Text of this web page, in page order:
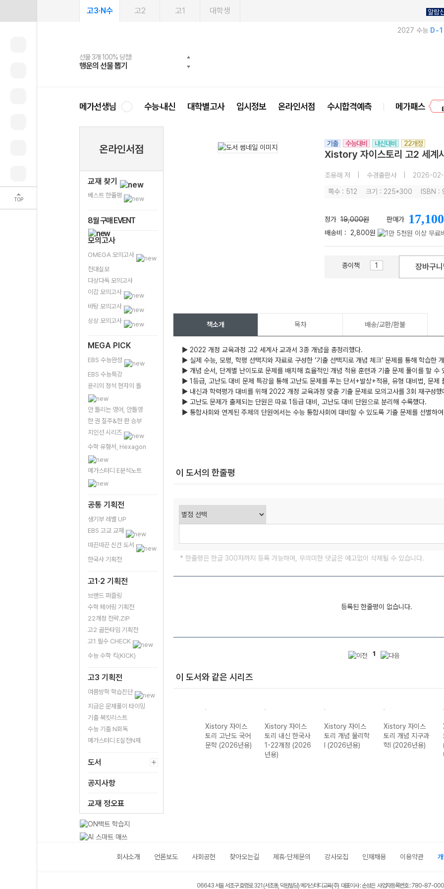
TOP
고3·N수 고2 고1 대학생 알람
2027 수능 D-
선물 3개 100% 당첨!
행운의 선물 뽑기
선물 100% 증정!
메가스터디 X 올리브
여름방학 스터디 캐시백
메가런 썸머스쿨
2027 러셀 단과
강사 공개선발
스마트러닝앱
설문 EVENT
메가패스
3일 무료 체험권
메가패스 수강생 무료혜택!
메가클럽 멤버십
사회공헌 캠페인
희망이룸 메가나눔
메가선생님 수능·내신 대학별고사 입시정보 온라인서점 수시합격예측 메가패스
온라인서점
교재 찾기
베스트 한줄평
8월 구매 EVENT
모의고사
OMEGA 모의고사
전대실모
다상다독 모의고사
이감 모의고사
바탕 모의고사
상상 모의고사
MEGA PICK
EBS 수능완성
EBS 수능특강
윤리의 정석 현자의 돌
안 틀리는 영어, 안틀영
한 권 질주&한 판 승부
지인선 시리즈
수학 유형서, Hexagon
메가스터디 E분석노트
공통 기획전
생기부 레벨 UP
EBS 고교 교재
따끈따끈 신간 도서
한국사 기획전
고1·2 기획전
브랜드 퍼즐링
수학 페어링 기획전
22개정 전략.ZIP
고2 골든타임 기획전
고1 필수 CHECK
수능 수학 킥(KICK)
고3 기획전
여름방학 학습진단
지금은 문제풀이 타이밍
기출 북킷리스트
수능 기출 N회독
메가스터디 E실전N제
도서
공지사항
교재 정오표
기출 수능대비 내신대비 22개정
Xistory 자이스토리 고2 세
조용래 저 수경출판사 2026-
쪽수 : 512 크기 : 225*300 ISBN
정가 19,000원 판매가 17,100
배송비 : 2,800원
종이책 장바구니
책소개 목차 배송/교환/환불
▶ 2022 개정 교육과정 고2 세계사 교과서 3종 개념을 총정리했다.
▶ 실제 수능, 모평, 학평 선택지와 자료로 구성한 ‘기출 선택지로 개념 체크’ 문제를 통해 학습한
▶ 개념 순서, 단계별 난이도로 문제를 배치해 효율적인 개념 적용 훈련과 기출 문제 풀이를 할 수
▶ 1등급, 고난도 대비 문제 특강을 통해 고난도 문제를 푸는 단서+발상+적용, 유형 대비법, 문제
▶ 내신과 학력평가 대비를 위해 2022 개정 교육과정 맞춤 기출 문제로 모의고사를 3회 재구성했
▶ 고난도 문제가 출제되는 단원은 따로 1등급 대비, 고난도 대비 단원으로 분리해 수록했다.
▶ 통합사회와 연계된 주제의 단원에서는 수능 통합사회에 대비할 수 있도록 기출 문제를 선별하
이 도서의 한줄평
* 한줄평은 한글 300자까지 등록 가능하며, 무의미한 댓글은 예고없이 삭제될 수 있습니다.
등록된 한줄평이 없습니다.
1
이 도서와 같은 시리즈
Xistory 자이스
토리 고난도 영어
독해 (2026년용)
Xistory 자이스
토리 고난도 국어
문학 (2026년용)
Xistory 자이스
토리 내신 한국사
1-22개정 (2026
년용)
Xistory 자이스
토리 개념 물리학
I (2026년용)
Xistory 자이스
토리 개념 지구과
학I (2026년용)
회사소개 언론보도 사회공헌 찾아오는길 제휴·단체문의 강사모집 인재채용 이용약관
06643 서울 서초구 효령로 321 (서초동, 덕원빌딩) 메가스터디교육(주) 대표이사 : 손성은 사업자등록번호 : 780-87-